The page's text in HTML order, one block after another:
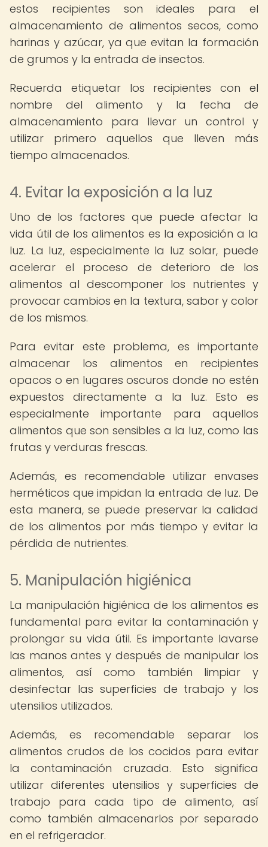
estos recipientes son ideales para el
almacenamiento de alimentos secos, como
harinas y azúcar, ya que evitan la formación
de grumos y la entrada de insectos.
Recuerda etiquetar los recipientes con el
nombre del alimento y la fecha de
almacenamiento para llevar un control y
utilizar primero aquellos que lleven más
tiempo almacenados.
4. Evitar la exposición a la luz
Uno de los factores que puede afectar la
vida útil de los alimentos es la exposición a la
luz. La luz, especialmente la luz solar, puede
acelerar el proceso de deterioro de los
alimentos al descomponer los nutrientes y
provocar cambios en la textura, sabor y color
de los mismos.
Para evitar este problema, es importante
almacenar los alimentos en recipientes
opacos o en lugares oscuros donde no estén
expuestos directamente a la luz. Esto es
especialmente importante para aquellos
alimentos que son sensibles a la luz, como las
frutas y verduras frescas.
Además, es recomendable utilizar envases
herméticos que impidan la entrada de luz. De
esta manera, se puede preservar la calidad
de los alimentos por más tiempo y evitar la
pérdida de nutrientes.
5. Manipulación higiénica
La manipulación higiénica de los alimentos es
fundamental para evitar la contaminación y
prolongar su vida útil. Es importante lavarse
las manos antes y después de manipular los
alimentos, así como también limpiar y
desinfectar las superficies de trabajo y los
utensilios utilizados.
Además, es recomendable separar los
alimentos crudos de los cocidos para evitar
la contaminación cruzada. Esto significa
utilizar diferentes utensilios y superficies de
trabajo para cada tipo de alimento, así
como también almacenarlos por separado
en el refrigerador.